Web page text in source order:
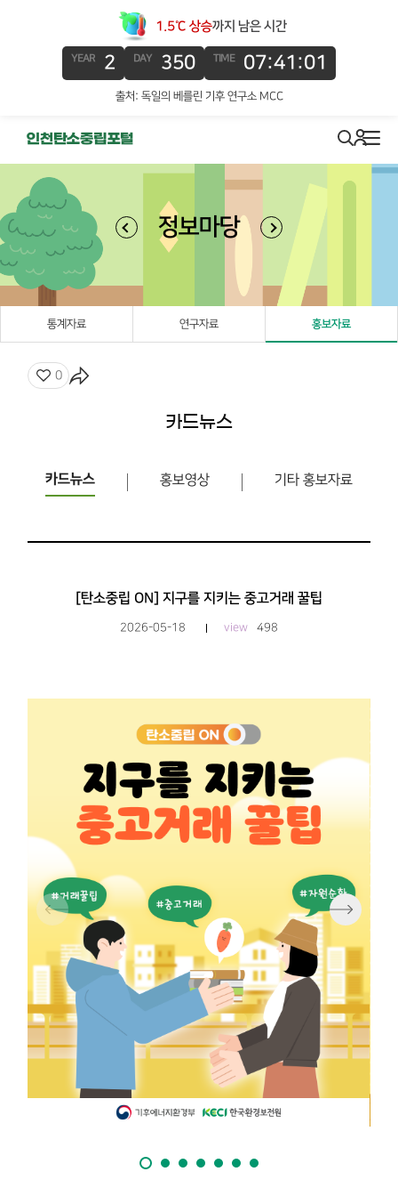
1.5℃ 상승까지 남은 시간
YEAR 2 DAY 350 TIME 07:41:01
출처: 독일의 베를린 기후 연구소 MCC
search
로그인
메뉴
정보마당
통계자료 연구자료 홍보자료
좋아요
0
카드뉴스
카드뉴스 홍보영상 기타 홍보자료
[탄소중립 ON] 지구를 지키는 중고거래 꿀팁
2026-05-18 view 498